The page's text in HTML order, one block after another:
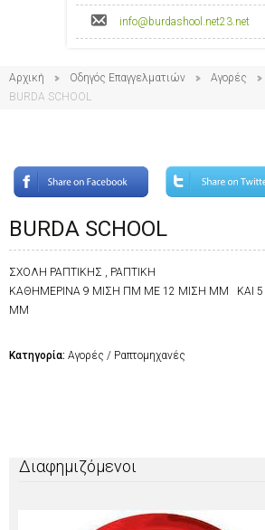
info@burdashool.net23.net
Αρχική Οδηγός Επαγγελματιών Αγορές
BURDA SCHOOL
BURDA SCHOOL
ΣΧΟΛΗ ΡΑΠΤΙΚΗΣ , ΡΑΠΤΙΚΗ
ΚΑΘΗΜΕΡΙΝΑ 9 ΜΙΣΗ ΠΜ ΜΕ 12 ΜΙΣΗ ΜΜ ΚΑΙ
ΜΜ
Κατηγορία: Αγορές / Ραπτομηχανές
Διαφημιζόμενοι